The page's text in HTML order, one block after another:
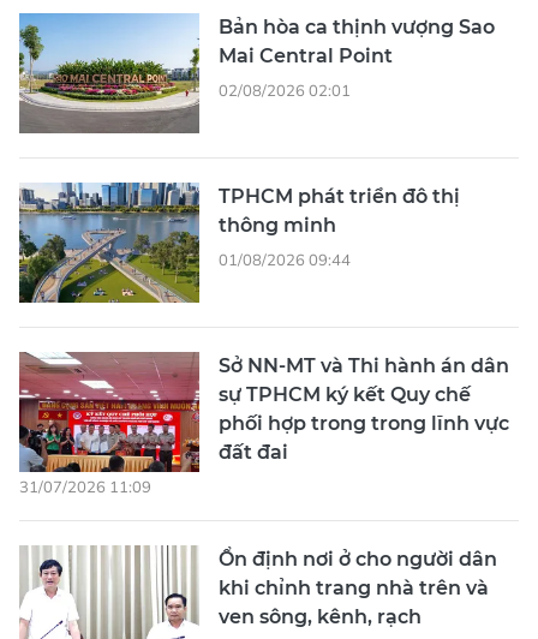
Bản hòa ca thịnh vượng Sao
Mai Central Point
02/08/2026 02:01
TPHCM phát triển đô thị
thông minh
01/08/2026 09:44
Sở NN-MT và Thi hành án dân
sự TPHCM ký kết Quy chế
phối hợp trong trong lĩnh vực
đất đai
31/07/2026 11:09
Ổn định nơi ở cho người dân
khi chỉnh trang nhà trên và
ven sông, kênh, rạch